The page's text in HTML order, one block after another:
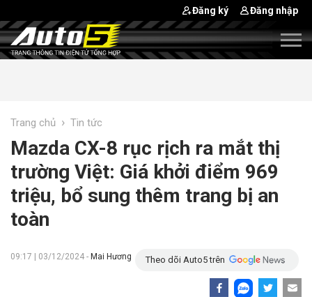
Đăng ký Đăng nhập
Trang chủ › Tin tức
Mazda CX-8 rục rịch ra mắt thị
trường Việt: Giá khởi điểm 969
triệu, bổ sung thêm trang bị an
toàn
09:17 | 03/12/2024 - Mai Hương Theo dõi Auto5 trên